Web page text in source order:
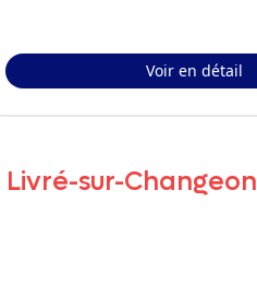
Voir en détail
Livré-sur-Changeon